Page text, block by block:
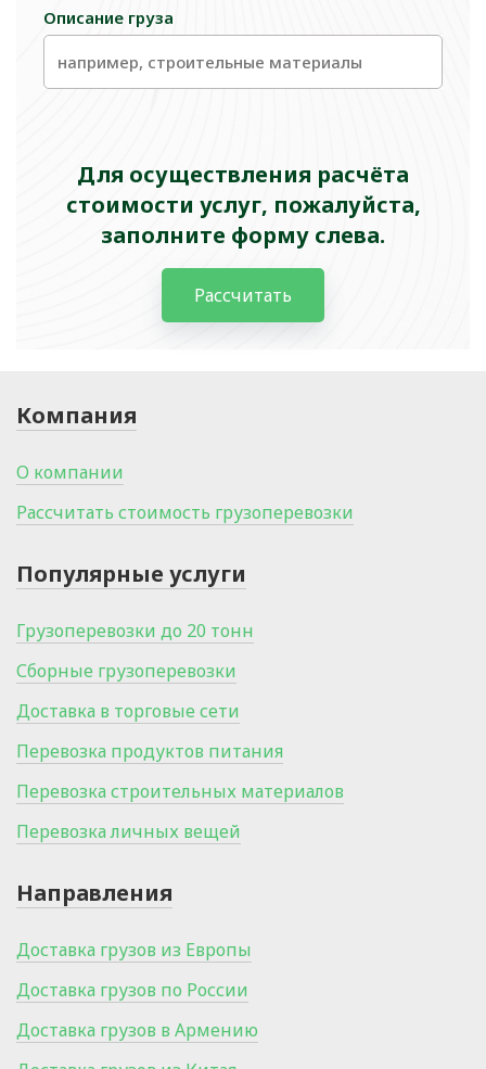
Описание груза
Для осуществления расчёта
стоимости услуг, пожалуйста,
заполните форму слева.
Рассчитать
Компания
О компании
Рассчитать стоимость грузоперевозки
Популярные услуги
Грузоперевозки до 20 тонн
Сборные грузоперевозки
Доставка в торговые сети
Перевозка продуктов питания
Перевозка строительных материалов
Перевозка личных вещей
Направления
Доставка грузов из Европы
Доставка грузов по России
Доставка грузов в Армению